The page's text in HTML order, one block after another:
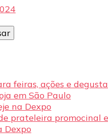
feiras, ações e
em São Paulo
na Dexpo
prateleira promocinal
Dexpo